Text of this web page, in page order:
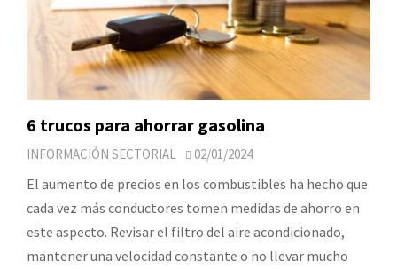
6 trucos para ahorrar gasolina
INFORMACIÓN SECTORIAL 02/01/2024
El aumento de precios en los combustibles ha hecho que
cada vez más conductores tomen medidas de ahorro en
este aspecto. Revisar el filtro del aire acondicionado,
mantener una velocidad constante o no llevar mucho